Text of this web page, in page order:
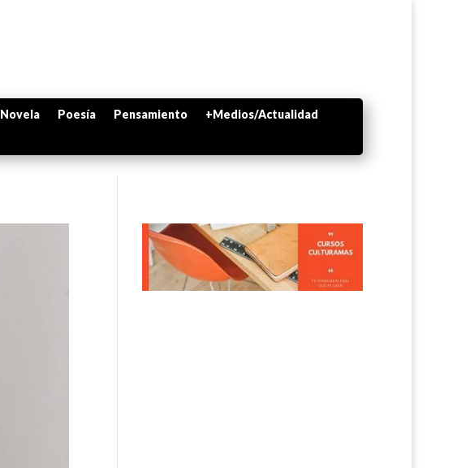
Novela Poesía Pensamiento
+Medios/Actualidad